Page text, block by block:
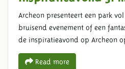
Archeon presenteert een park
bruisend evenement of een
de inspiratieavond op Archeon
Read more